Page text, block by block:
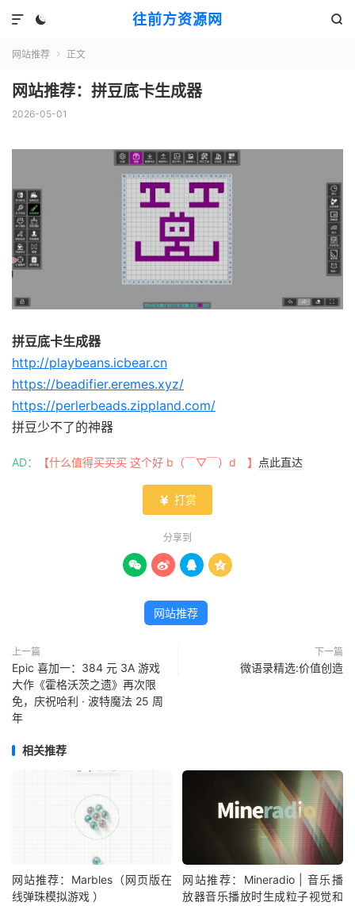
往前方资源网
 

网站推荐  正文
网站推荐：拼豆底卡生成器
2026-05-01
拼豆底卡生成器
http://playbeans.icbear.cn
https://beadifier.eremes.xyz/
https://perlerbeads.zippland.com/
拼豆少不了的神器
AD： 【什么值得买买买 这个好 b（￣▽￣）d 】 点此直达
 打赏
分享到
   
网站推荐
上一篇
Epic 喜加一：384 元 3A 游戏
大作《霍格沃茨之遗》再次限
免，庆祝哈利 · 波特魔法 25 周
年
下一篇
微语录精选:价值创造
相关推荐
网站推荐：Marbles（网页版在
线弹珠模拟游戏 ）
网站推荐：Mineradio | 音乐播
放器音乐播放时生成粒子视觉和